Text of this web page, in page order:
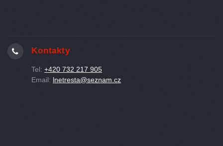
Kontakty
Tel: +420 732 217 905
Email: lnetresta@seznam.cz